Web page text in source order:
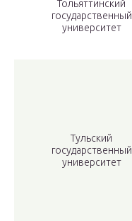
Тольяттинский
государственный
университет
Тульский
государственный
университет